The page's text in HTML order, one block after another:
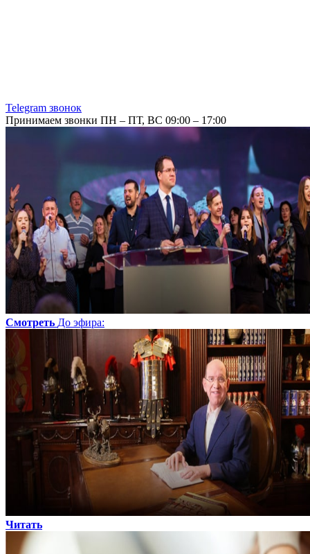
Telegram звонок
Принимаем звонки ПН – ПТ, ВС 09:00 – 17:00
Смотреть До эфира:
Читать